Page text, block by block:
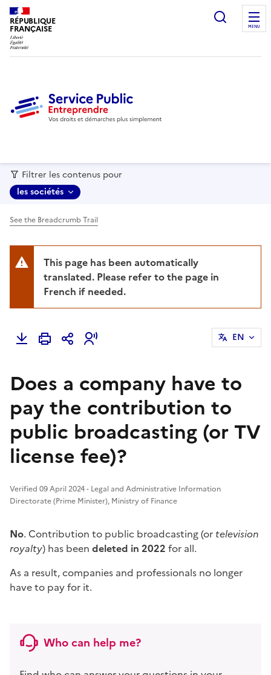
RÉPUBLIQUE
FRANÇAISE MENU
Filtrer les contenus pour
les sociétés
See the Breadcrumb Trail
This page has been automatically
translated. Please refer to the page in
French if needed.
EN
Does a company have to
pay the contribution to
public broadcasting (or TV
license fee)?
Verified 09 April 2024 - Legal and Administrative Information
Directorate (Prime Minister), Ministry of Finance
No. Contribution to public broadcasting (or television
royalty) has been deleted in 2022 for all.
As a result, companies and professionals no longer
have to pay for it.
Who can help me?